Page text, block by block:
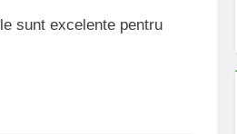
sunt excelente pentru